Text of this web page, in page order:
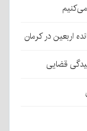
قضایی